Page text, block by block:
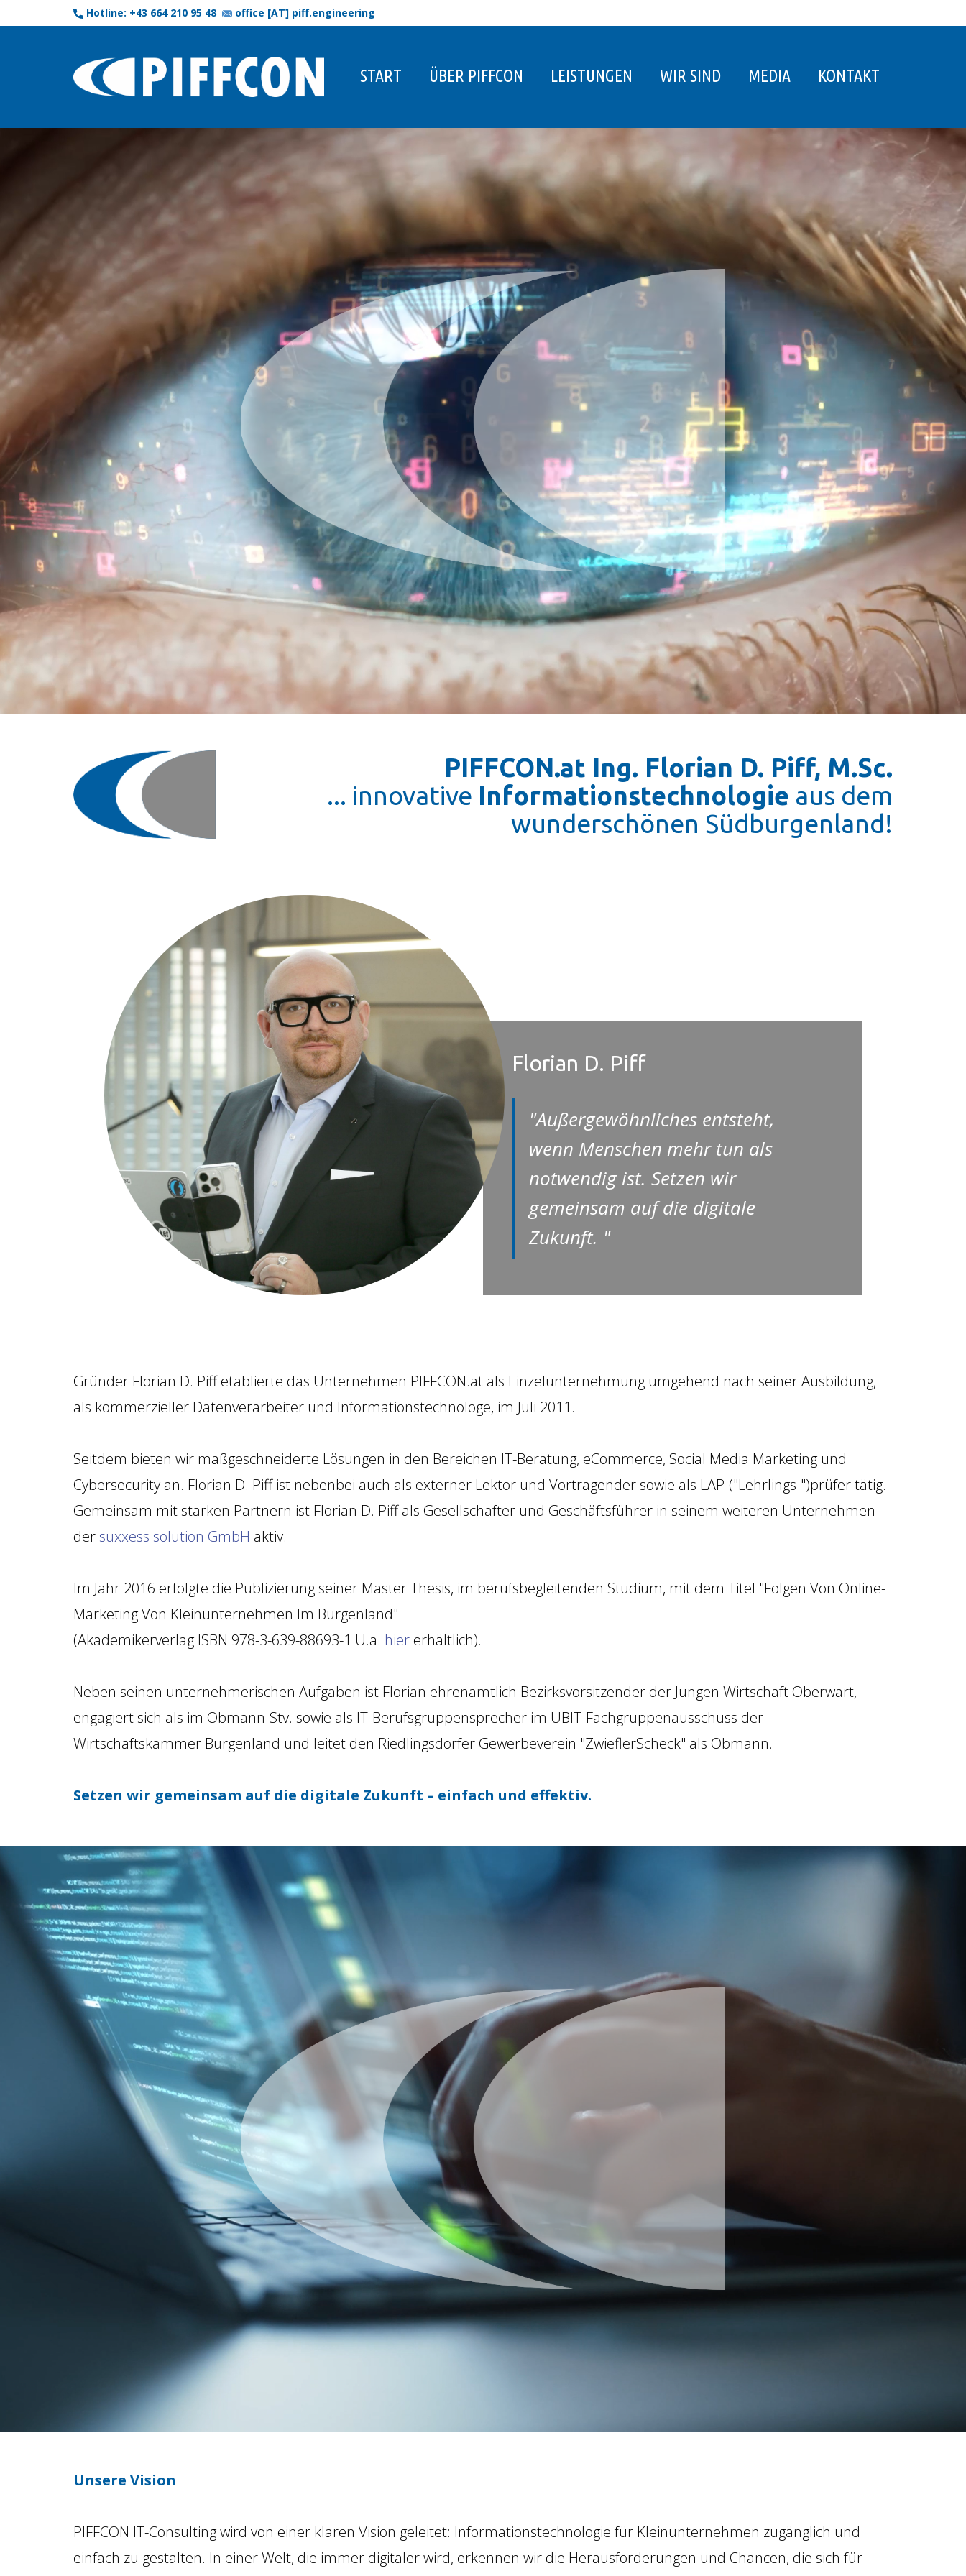
office [AT] piff.engineering
Hotline: +43 664 210 95 48
START ÜBER PIFFCON LEISTUNGEN WIR SIND MEDIA KONTAKT
PIFFCON.at Ing. ​Florian D. Piff, M.Sc.
... innovative Informationstechnol​ogie aus dem
wunderschönen Südburgenland!
Florian D. Piff
"Außergewöhnliches entsteht,
wenn Menschen mehr tun als
notwendig ist. Setzen wir
gemeinsam auf die digitale
Zukunft. "
Gründer Florian D. Piff etablierte das Unternehmen PIFFCON.at als Einzelunternehmung umgehend nach seiner Ausbildung,
als kommerzieller Datenverarbeiter und Informationstechnologe, im Juli 2011.
Seitdem bieten wir maßgeschneiderte Lösungen in den Bereichen IT-Beratung, eCommerce, Social Media Marketing und
Cybersecurity an. Florian D. Piff ist nebenbei auch als externer Lektor und Vortragender sowie als LAP-("Lehrlings-")prüfer tätig.
Gemeinsam mit starken Partnern ist Florian D. Piff als Gesellschafter und Geschäftsführer in seinem weiteren Unternehmen
der suxxess solution GmbH aktiv.
Im Jahr 2016 erfolgte die Publizierung seiner Master Thesis, im berufsbegleitenden Studium, mit dem Titel "Folgen Von Online-
Marketing Von Kleinunternehmen Im Burgenland"
(​Akademikerverlag ISBN 978-3-639-88693-1 U.a. hier erhältlich).
Neben seinen unternehmerischen Aufgaben ist Florian ehrenamtlich Bezirksvorsitzender der Jungen Wirtschaft Oberwart,
engagiert sich als im Obmann-Stv. sowie als IT-Berufsgruppensprecher im UBIT-Fachgruppenausschuss der
Wirtschaftskammer Burgenland und leitet den Riedlingsdorfer Gewerbeverein "ZwieflerScheck" als Obmann.
Setzen wir gemeinsam auf die digitale Zukunft – einfach und effektiv.
Unsere Vision
PIFFCON IT-Consulting wird von einer klaren Vision geleitet: Informationstechnologie für Kleinunternehmen zugänglich und
einfach zu gestalten. In einer Welt, die immer digitaler wird, erkennen wir die Herausforderungen und Chancen, die sich für